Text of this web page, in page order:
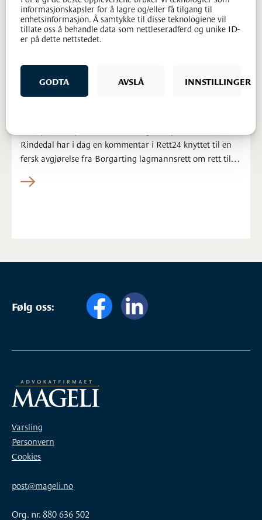
Erstatning for anleggsulemper – fortsatt
krav om økonomisk tap
Rindedal har i dag en kommentar i Rett24 knyttet til en
fersk avgjørelse fra Borgarting lagmannsrett om rett til
Følg oss:
Varsling
Personvern
Cookies
post@mageli.no
Org. nr. 880 636 502
informasjonskapsler for å lagre og/eller få tilgang til
enhetsinformasjon. Å samtykke til disse teknologiene vil
tillate oss å behandle data som nettleseradferd og unike ID-
er på dette nettstedet.
GODTA AVSLÅ INNSTILLINGER